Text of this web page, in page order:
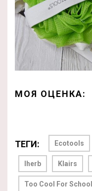
МОЯ ОЦЕНКА:
ТЕГИ: Ecotools
Iherb Klairs
Too Cool For School